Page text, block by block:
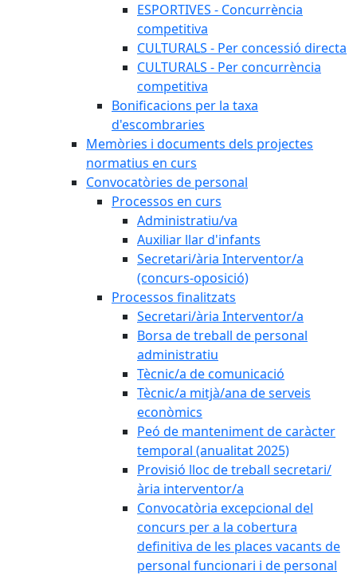
ESPORTIVES - Concurrència
competitiva
CULTURALS - Per concessió directa
CULTURALS - Per concurrència
competitiva
Bonificacions per la taxa
d'escombraries
Memòries i documents dels projectes
normatius en curs
Convocatòries de personal
Processos en curs
Administratiu/va
Auxiliar llar d'infants
Secretari/ària Interventor/a
(concurs-oposició)
Processos finalitzats
Secretari/ària Interventor/a
Borsa de treball de personal
administratiu
Tècnic/a de comunicació
Tècnic/a mitjà/ana de serveis
econòmics
Peó de manteniment de caràcter
temporal (anualitat 2025)
Provisió lloc de treball secretari/
ària interventor/a
Convocatòria excepcional del
concurs per a la cobertura
definitiva de les places vacants de
personal funcionari i de personal